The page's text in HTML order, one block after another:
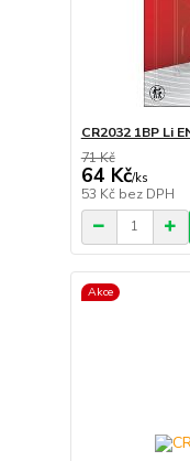
CR2032 1BP Li
71 Kč
64 Kč/ks
53 Kč bez DPH
Akce